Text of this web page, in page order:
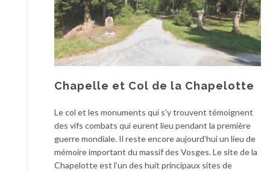
Chapelle et Col de la Chapelotte
Le col et les monuments qui s’y trouvent témoignent
des vifs combats qui eurent lieu pendant la première
guerre mondiale. Il reste encore aujourd’hui un lieu de
mémoire important du massif des Vosges. Le site de la
Chapelotte est l’un des huit principaux sites de